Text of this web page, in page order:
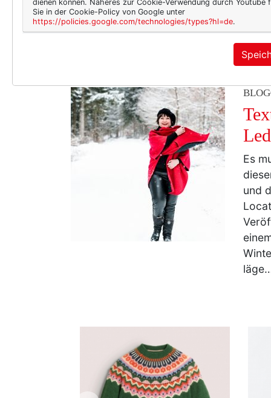
Es
und
dienen können. Näheres zur Cookie-Verwendung durch Youtube
Sie in der Cookie-Policy von Google unter
https://policies.google.com/technologies/types?hl=de.